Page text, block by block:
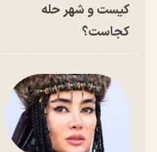
کیست و شهر حله
کجاست؟